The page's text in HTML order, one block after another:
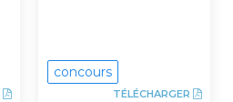
concours
TÉLÉCHARGER